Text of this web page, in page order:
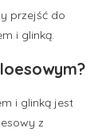
przejść do
i glinką.
i glinką jest
z